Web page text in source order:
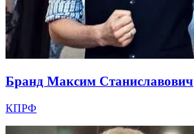
Бранд Максим Станиславович
КПРФ